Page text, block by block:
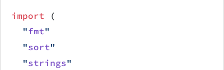
import (
	"
fmt"
	"
sort"
	"
strings"